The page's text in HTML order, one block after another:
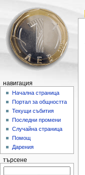
навигация
Начална страница
Портал за общността
Текущи събития
Последни промени
Случайна страница
Помощ
Дарения
търсене